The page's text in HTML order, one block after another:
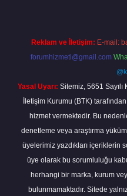
Reklam ve İletişim: E-mail:
forumhizmeti@gmail.com
Yasal Uyarı: Sitemiz, 5651
İletişim Kurumu (BTK)
hizmet vermektedir. Bu
denetleme veya araştırma
üyelerimiz yazdıkları içeriklerin
üye olarak bu sorumluluğu
herhangi bir marka, kurum
bulunmamaktadır. Sitede